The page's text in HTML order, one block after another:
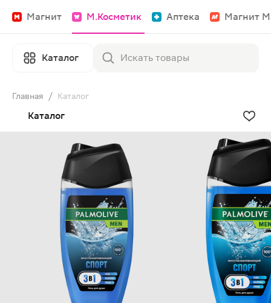
Магнит М.Косметик Аптека Магнит
Каталог
Главная / Каталог
Каталог